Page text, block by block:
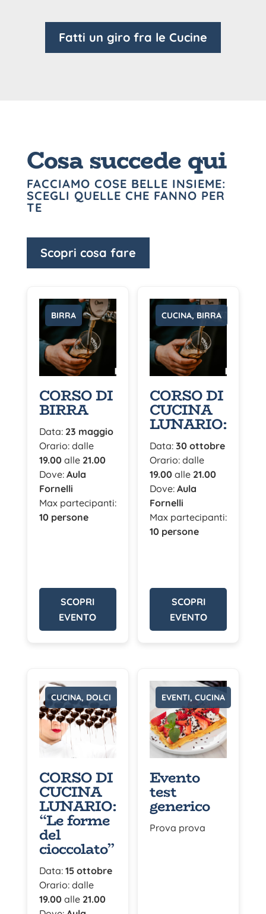
Fatti un giro fra le Cucine
Cosa succede qui
FACCIAMO COSE BELLE INSIEME:
SCEGLI QUELLE CHE FANNO PER
TE
Scopri cosa fare
BIRRA
CORSO DI
BIRRA
Data: 23 maggio
Orario: dalle
19.00alle 21.00
Dove: Aula
Fornelli
Max partecipanti:
10 persone
SCOPRI
EVENTO
CUCINA, BIRRA
CORSO DI
CUCINA
LUNARIO:
Data:30 ottobre
Orario: dalle
19.00 alle 21.00
Dove:Aula
Fornelli
Max partecipanti:
10 persone
SCOPRI
EVENTO
CUCINA, DOLCI
CORSO DI
CUCINA
LUNARIO:
“Le forme
del
cioccolato”
Data: 15 ottobre
Orario: dalle
19.00alle 21.00
EVENTI, CUCINA
Evento
test
generico
Prova prova